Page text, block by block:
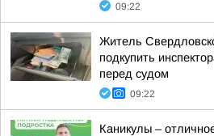
09:22
Житель
подкупить
перед судом
09:22
Каникулы –